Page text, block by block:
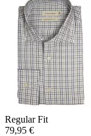
Regular Fit
79,95 €